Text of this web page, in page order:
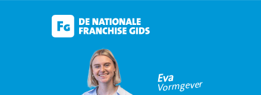
Eva
Vormgever